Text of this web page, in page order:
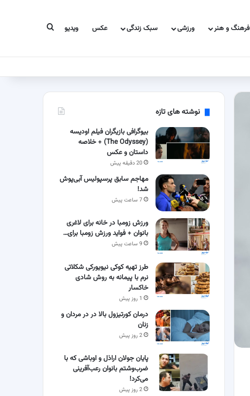
فرهنگ و هنر ورزشی سبک زندگی عکس ویدیو جستجو برای
نوشته های تازه
بیوگرافی بازیگران فیلم اودیسه
(The Odyssey) + خلاصه
داستان و عکس
20 دقیقه پیش
مهاجم سابق پرسپولیس آبی‌پوش
شد!
7 ساعت پیش
ورزش زومبا در خانه برای لاغری
بانوان + فواید ورزش زومبا برای…
9 ساعت پیش
طرز تهیه کوکی نیویورکی شکلاتی
نرم با پیمانه به روش شادی
خاکسار
1 روز پیش
درمان کورتیزول بالا در در مردان و
زنان
2 روز پیش
پایان جولان اراذل و اوباشی که با
ضرب‌وشتم بانوان رعب‌آفرینی
می‌کرد!
2 روز پیش